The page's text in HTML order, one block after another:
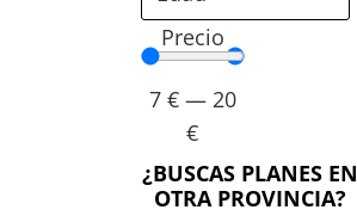
Precio
7 €— 20
€
¿BUSCAS PLANES EN
OTRA PROVINCIA?